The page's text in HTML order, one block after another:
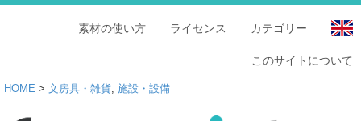
カテゴリー
ライセンス
素材の使い方
このサイトについて
HOME > 文房具・雑貨, 施設・設備